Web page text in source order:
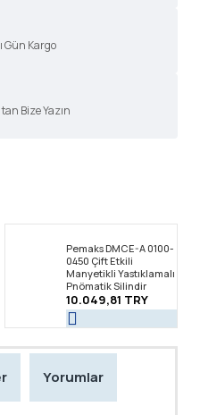
Gün Kargo
Bize Yazın
Pemaks DMCE-A 0100-
0450 Çift Etkili
Manyetikli Yastıklamalı
Pnömatik Silindir
10.049,81 TRY
Yorumlar